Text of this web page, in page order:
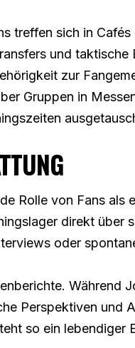
treffen sich in Cafés
und taktische
zur
Gruppen in
Rolle von Fans als
direkt über
oder
Während
Perspektiven und
so ein lebendiger